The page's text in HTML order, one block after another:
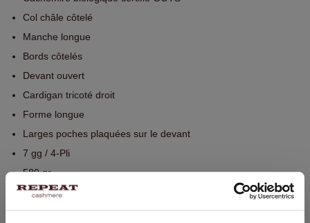
Col châle côtelé
Manche longue
Bords côtelés
Devant ouvert
Cardigan tricoté droit
Forme longue
Larges poches plaquées sur le devant
7 gg / 4-Pli
580 gr
Lavage à la main, nettoyage à sec autorisé
100% Cachemire organique